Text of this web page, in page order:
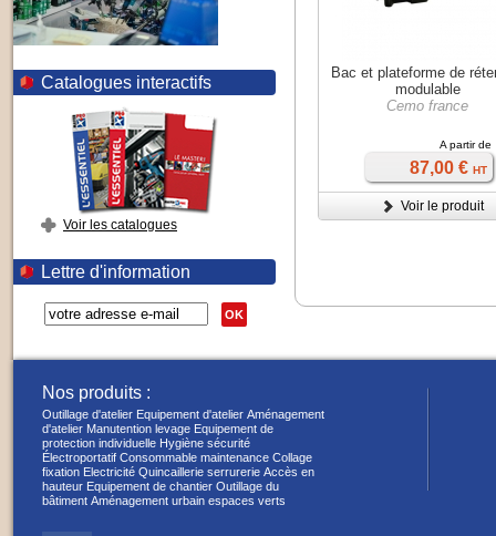
Catalogues interactifs
Voir les catalogues
Lettre d'information
OK
Bac et plateforme de
modulable
Cemo france
A partir de
87,00 € HT
Voir le produit
Nos produits :
Outillage d'atelier Equipement d'atelier Aménagement
d'atelier Manutention levage Equipement de
protection individuelle Hygiène sécurité
Électroportatif Consommable maintenance Collage
fixation Electricité Quincaillerie serrurerie Accès en
hauteur Equipement de chantier Outillage du
bâtiment Aménagement urbain espaces verts